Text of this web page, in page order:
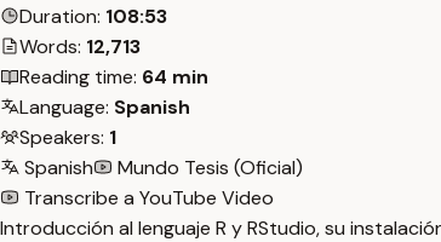
Duration: 108:53
Words: 12,713
Reading time: 64 min
Language: Spanish
Speakers: 1
Spanish
Mundo Tesis (Oficial)
Transcribe a YouTube Video
Introducción al lenguaje R y RStudio, su